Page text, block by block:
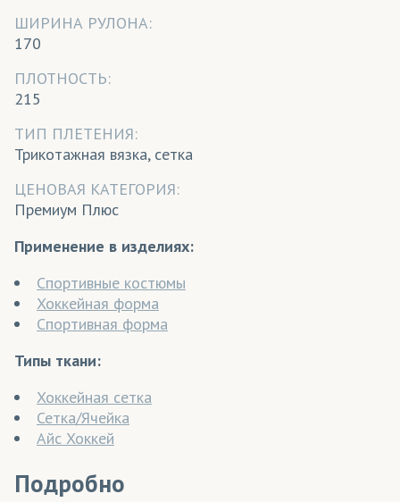
ШИРИНА РУЛОНА:
170
ПЛОТНОСТЬ:
215
ТИП ПЛЕТЕНИЯ:
Трикотажная вязка, сетка
ЦЕНОВАЯ КАТЕГОРИЯ:
Премиум Плюс
Применение в изделиях:
Спортивные костюмы
Хоккейная форма
Спортивная форма
Типы ткани:
Хоккейная сетка
Сетка/Ячейка
Айс Хоккей
Подробно